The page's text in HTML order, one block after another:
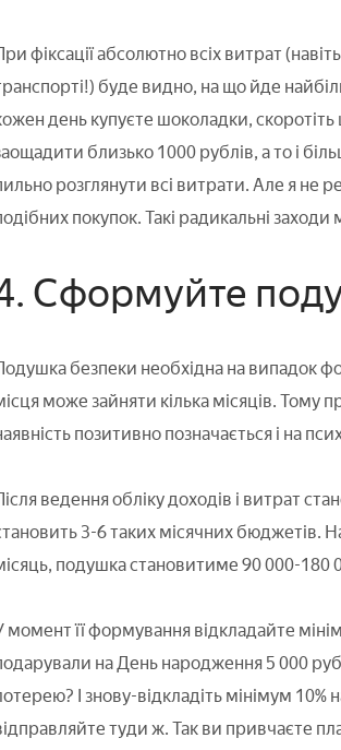
фіксації абсолютно всіх витрат
буде видно, на що йде
день купуєте шоколадки,
близько 1000 рублів, а то і
розглянути всі витрати. Але я не
покупок. Такі радикальні
Сформуйте
безпеки необхідна на випадок
може зайняти кілька місяців. Тому
позитивно позначається і на
ведення обліку доходів і витрат
3-6 таких місячних бюджетів.
подушка становитиме 90 000-180
момент її формування відкладайте
на День народження 5 000
І знову-відкладіть мінімум 10%
туди ж. Так ви привчаєте